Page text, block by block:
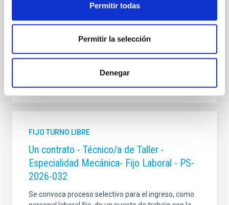
Permitir todas
Permitir la selección
Denegar
mecánica del proyecto sistema
Fecha de publicación
17/07/2026
Plazo de presentación hasta el
07/08/2026
Abierto
FIJO TURNO LIBRE
Un contrato - Técnico/a de Taller -
Especialidad Mecánica- Fijo Laboral - PS-
2026-032
Se convoca proceso selectivo para el ingreso, como